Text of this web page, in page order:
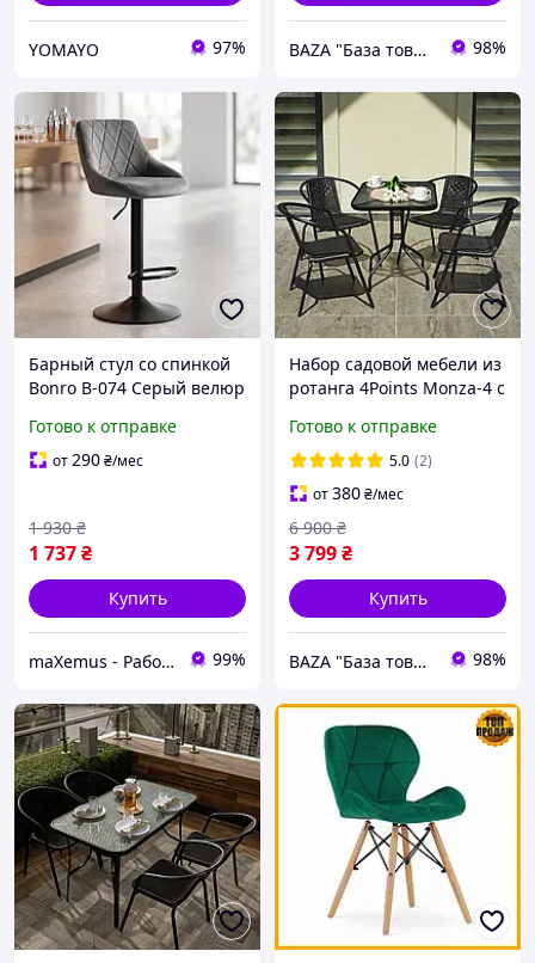
YOMAYO 97% BAZA "База товарів з Європи" 98%
Барный стул со спинкой
Bonro B-074 Серый велюр
(регулируемый хокер для
кухни и бара)
Готово к отправке
от290₴/мес
1 737₴
1 930 ₴
Купить
maXemus - Работаем по максимуму 99%
Набор садовой мебели из
ротанга 4Points Monza-4 с
четырьмя стульями на
дачу для сада
Готово к отправке
5.0 (2)
от380₴/мес
3 799₴
6 900 ₴
Купить
BAZA "База товарів з Європи" 98%